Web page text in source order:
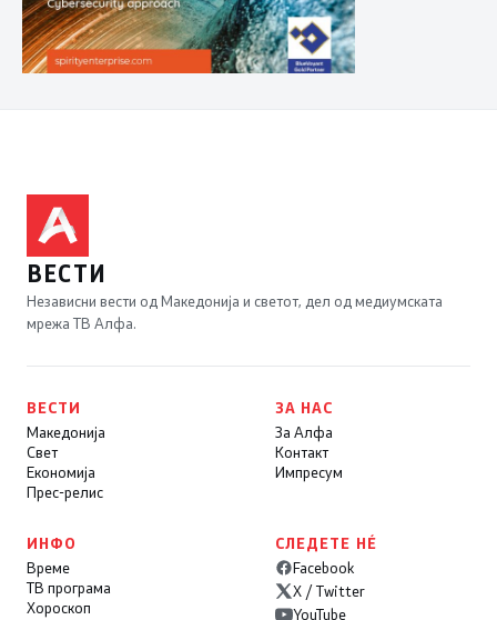
ВЕСТИ
Независни вести од Македонија и светот, дел од медиумската
мрежа ТВ Алфа.
ВЕСТИ
Македонија
Свет
Економија
Прес-релис
ЗА НАС
За Алфа
Контакт
Импресум
ИНФО
Време
ТВ програма
Хороскоп
СЛЕДЕТЕ НÉ
Facebook
X / Twitter
YouTube